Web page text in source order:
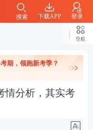
下载APP 登录
搜索
导航
期，领跑新考季？
情分析，其实考